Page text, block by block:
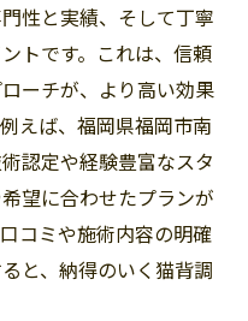
はの施術の特徴を解
を選ぶメリットとは
るサロンの技術力に
後悔しないコツ
サロン活用のポイン
性と実績、そして丁寧
トです。これは、信頼
ーチが、より高い効果
えば、福岡県福岡市南
認定や経験豊富なスタ
望に合わせたプランが
コミや施術内容の明確
と、納得のいく猫背調